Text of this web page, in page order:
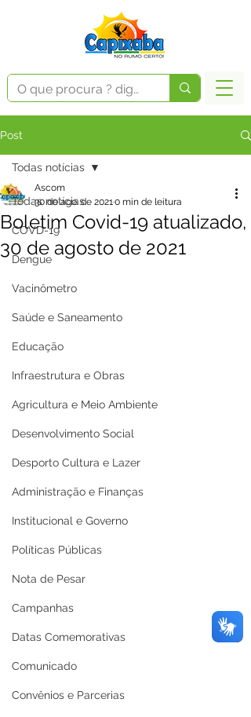
Post
Todas notícias
COVD-19
Dengue
Vacinômetro
Saúde e Saneamento
Educação
Infraestrutura e Obras
Agricultura e Meio Ambiente
Desenvolvimento Social
Desporto Cultura e Lazer
Administração e Finanças
Institucional e Governo
Políticas Públicas
Nota de Pesar
Campanhas
Datas Comemorativas
Comunicado
Convênios e Parcerias
Todas notícias
Boletim Covid-19 atualizado,
30 de agosto de 2021
Ascom
30 de ago. de 20210 min de leitura